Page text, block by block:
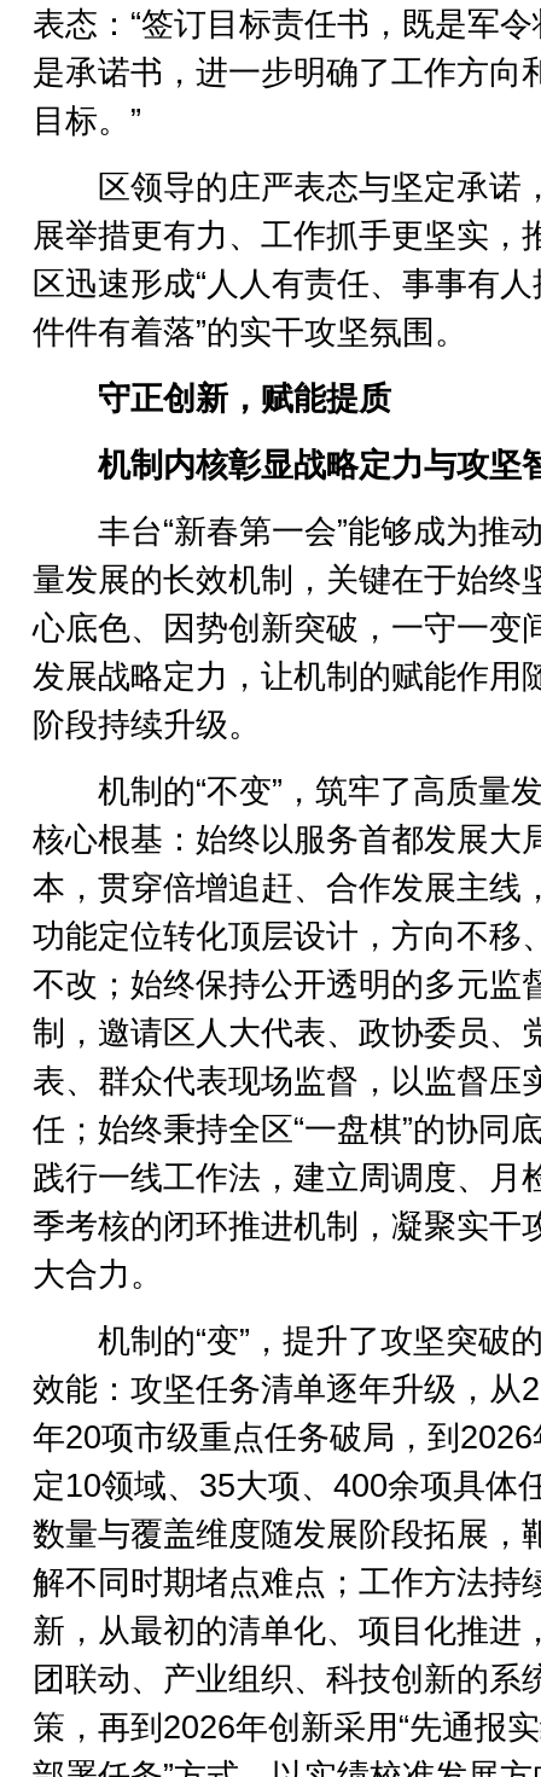
表态：“签订目标责任书，既是军
是承诺书，进一步明确了工作方向
目标。”
区领导的庄严表态与坚定承诺
展举措更有力、工作抓手更坚实，
区迅速形成“人人有责任、事事有
件件有着落”的实干攻坚氛围。
守正创新，赋能提质
机制内核彰显战略定力与攻坚
丰台“新春第一会”能够成为推
量发展的长效机制，关键在于始终
心底色、因势创新突破，一守一变
发展战略定力，让机制的赋能作用
阶段持续升级。
机制的“不变”，筑牢了高质量
核心根基：始终以服务首都发展大
本，贯穿倍增追赶、合作发展主线
功能定位转化顶层设计，方向不移
不改；始终保持公开透明的多元监
制，邀请区人大代表、政协委员、
表、群众代表现场监督，以监督压
任；始终秉持全区“一盘棋”的协同
践行一线工作法，建立周调度、月
季考核的闭环推进机制，凝聚实干
大合力。
机制的“变”，提升了攻坚突破
效能：攻坚任务清单逐年升级，从
年20项市级重点任务破局，到2026
定10领域、35大项、400余项具体
数量与覆盖维度随发展阶段拓展，
解不同时期堵点难点；工作方法持
新，从最初的清单化、项目化推进
团联动、产业组织、科技创新的系
策，再到2026年创新采用“先通报